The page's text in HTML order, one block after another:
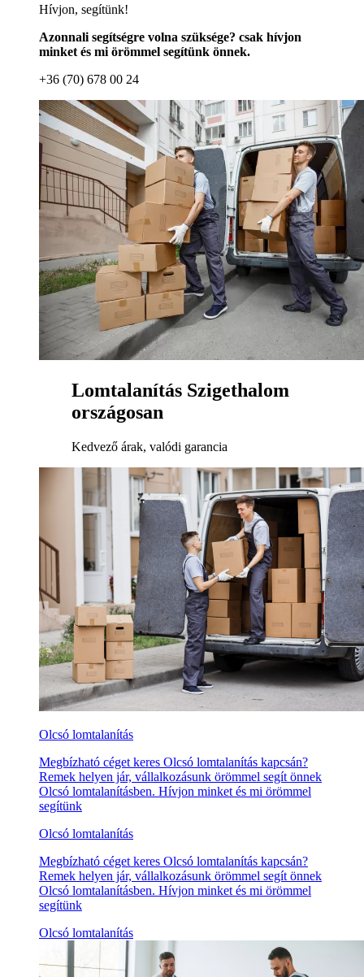
Hívjon, segítünk!
Azonnali segítségre volna szüksége? csak hívjon
minket és mi örömmel segítünk önnek.
+36 (70) 678 00 24
Lomtalanítás Szigethalom
országosan
Kedvező árak, valódi garancia
Olcsó lomtalanítás
Megbízható céget keres Olcsó lomtalanítás kapcsán?
Remek helyen jár, vállalkozásunk örömmel segít önnek
Olcsó lomtalanításben. Hívjon minket és mi örömmel
segítünk
Olcsó lomtalanítás
Megbízható céget keres Olcsó lomtalanítás kapcsán?
Remek helyen jár, vállalkozásunk örömmel segít önnek
Olcsó lomtalanításben. Hívjon minket és mi örömmel
segítünk
Olcsó lomtalanítás